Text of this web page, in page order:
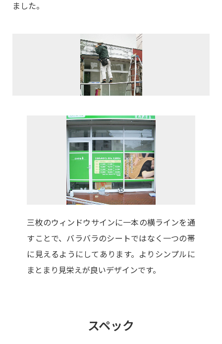
ました。
三枚のウィンドウサインに一本の横ラインを通
すことで、バラバラのシートではなく一つの帯
に見えるようにしてあります。よりシンプルに
まとまり見栄えが良いデザインです。
スペック